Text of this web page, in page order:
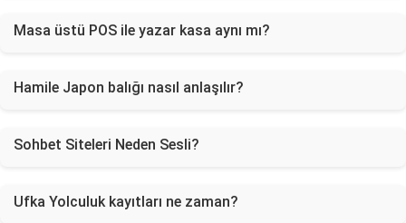
Masa üstü POS ile yazar kasa aynı mı?
Hamile Japon balığı nasıl anlaşılır?
Sohbet Siteleri Neden Sesli?
Ufka Yolculuk kayıtları ne zaman?